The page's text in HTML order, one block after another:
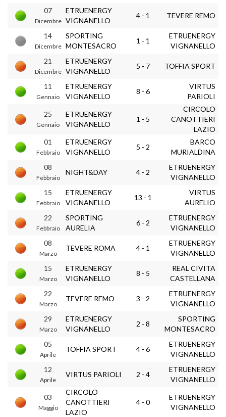
07
Dicembre
ETRUENERGY
VIGNANELLO
4 - 1 TEVERE REMO
14
Dicembre
SPORTING
MONTESACRO
1 - 1
ETRUENERGY
VIGNANELLO
21
Dicembre
ETRUENERGY
VIGNANELLO
5 - 7 TOFFIA SPORT
11
Gennaio
ETRUENERGY
VIGNANELLO
8 - 6
VIRTUS
PARIOLI
25
Gennaio
ETRUENERGY
VIGNANELLO
1 - 5
CIRCOLO
CANOTTIERI
LAZIO
01
Febbraio
ETRUENERGY
VIGNANELLO
5 - 2
BARCO
MURIALDINA
08
Febbraio
NIGHT&DAY 4 - 2
ETRUENERGY
VIGNANELLO
15
Febbraio
ETRUENERGY
VIGNANELLO
13 - 1
VIRTUS
AURELIO
22
Febbraio
SPORTING
AURELIA
6 - 2
ETRUENERGY
VIGNANELLO
08
Marzo
TEVERE ROMA 4 - 1
ETRUENERGY
VIGNANELLO
15
Marzo
ETRUENERGY
VIGNANELLO
8 - 5
REAL CIVITA
CASTELLANA
22
Marzo
TEVERE REMO 3 - 2
ETRUENERGY
VIGNANELLO
29
Marzo
ETRUENERGY
VIGNANELLO
2 - 8
SPORTING
MONTESACRO
05
Aprile
TOFFIA SPORT 4 - 6
ETRUENERGY
VIGNANELLO
12
Aprile
VIRTUS PARIOLI 2 - 4
ETRUENERGY
VIGNANELLO
03
Maggio
CIRCOLO
CANOTTIERI
LAZIO
4 - 0
ETRUENERGY
VIGNANELLO